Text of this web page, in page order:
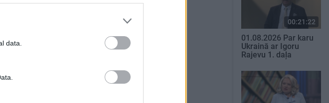
data.
00:21:22
01.08.2026 Par karu
Ukrainā ar Igoru
Rajevu 1. daļa